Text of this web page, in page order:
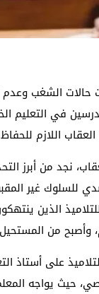
حالات الشغب وعدم
في التعليم
اللازم للحفاظ
نجد من أبرز
للسلوك غير
الذين
وأصبح من
على أستاذ
حيث يواجه